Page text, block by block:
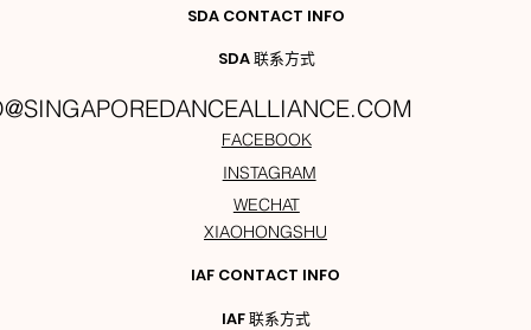
SDA CONTACT INFO
SDA 联系方式
FACEBOOK
INSTAGRAM
WECHAT
XIAOHONGSHU
IAF CONTACT INFO
IAF 联系方式